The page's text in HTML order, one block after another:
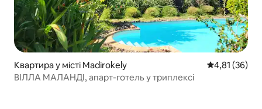
Квартира у місті Madirokely Середня
4,81 (36)
ВІЛЛА МАЛАНДІ, апарт-готель у триплексі